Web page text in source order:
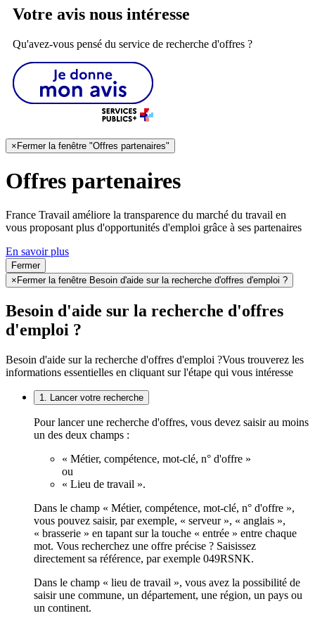
Votre avis nous intéresse
Qu'avez-vous pensé du service de recherche d'offres ?
×Fermer la fenêtre "Offres partenaires"
Offres partenaires
France Travail améliore la transparence du marché du travail en
vous proposant plus d'opportunités d'emploi grâce à ses partenaires
En savoir plus
Fermer
× Fermer la fenêtre Besoin d'aide sur la recherche d'offres d'emploi ?
Besoin d'aide sur la recherche d'offres
d'emploi ?
Besoin d'aide sur la recherche d'offres d'emploi ?Vous trouverez les
informations essentielles en cliquant sur l'étape qui vous intéresse
1. Lancer votre recherche
Pour lancer une recherche d'offres, vous devez saisir au moins
un des deux champs :
« Métier, compétence, mot-clé, n° d'offre »
ou
« Lieu de travail ».
Dans le champ « Métier, compétence, mot-clé, n° d'offre »,
vous pouvez saisir, par exemple, « serveur », « anglais »,
« brasserie » en tapant sur la touche « entrée » entre chaque
mot. Vous recherchez une offre précise ? Saisissez
directement sa référence, par exemple 049RSNK.
Dans le champ « lieu de travail », vous avez la possibilité de
saisir une commune, un département, une région, un pays ou
un continent.